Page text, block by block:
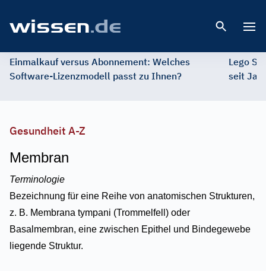
Einmalkauf versus Abonnement: Welches
Software-Lizenzmodell passt zu Ihnen?
Lego
seit
Gesundheit A-Z
Membran
Terminologie
Bezeichnung für eine Reihe von anatomischen Strukturen,
z. B. Membrana tympani (Trommelfell) oder
Basalmembran, eine zwischen Epithel und Bindegewebe
liegende Struktur.